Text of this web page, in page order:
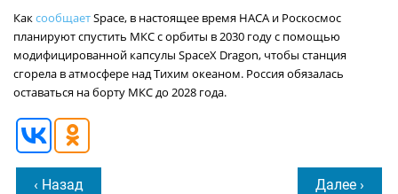
КаксообщаетSpace, в настоящее время НАСА и Роскосмос
планируют спустить МКС с орбиты в 2030 году с помощью
модифицированной капсулы SpaceX Dragon, чтобы станция
сгорела в атмосфере над Тихим океаном. Россия обязалась
оставаться на борту МКС до 2028 года.
‹ Назад Далее ›